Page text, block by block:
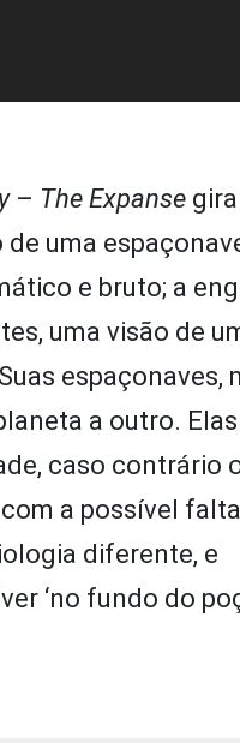
– The Expanse
uma
e bruto; a
uma visão de
espaçonaves,
a outro. Elas
caso contrário
a possível
diferente, e
‘no fundo do